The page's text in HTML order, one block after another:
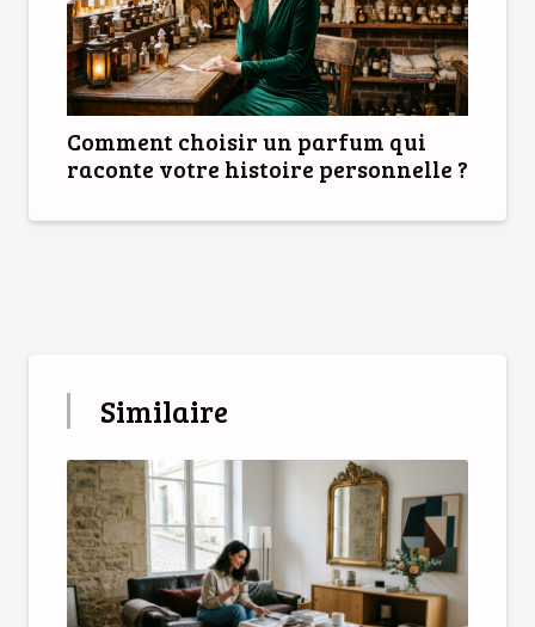
Comment choisir un parfum qui
raconte votre histoire personnelle ?
Similaire